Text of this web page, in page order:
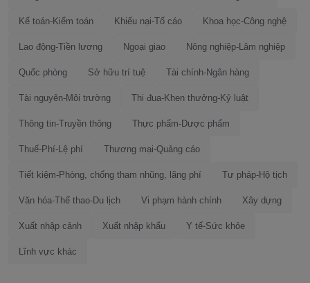
Kế toán-Kiểm toán Khiếu nại-Tố cáo Khoa học-Công nghệ
Lao động-Tiền lương Ngoại giao Nông nghiệp-Lâm nghiệp
Quốc phòng Sở hữu trí tuệ Tài chính-Ngân hàng
Tài nguyên-Môi trường Thi đua-Khen thưởng-Kỷ luật
Thông tin-Truyền thông Thực phẩm-Dược phẩm
Thuế-Phí-Lệ phí Thương mại-Quảng cáo
Tiết kiệm-Phòng, chống tham nhũng, lãng phí Tư pháp-Hộ tịch
Văn hóa-Thể thao-Du lịch Vi phạm hành chính Xây dựng
Xuất nhập cảnh Xuất nhập khẩu Y tế-Sức khỏe
Lĩnh vực khác